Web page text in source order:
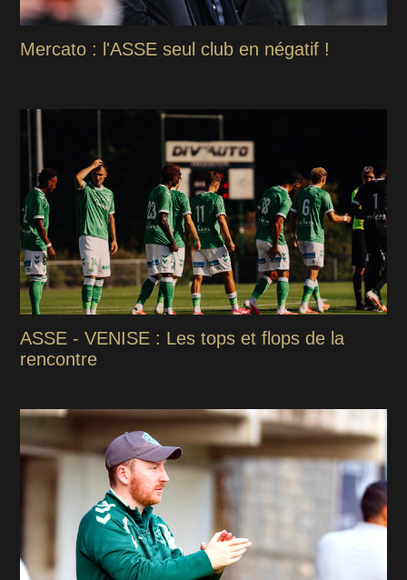
Mercato : l'ASSE seul club en négatif !
ASSE - VENISE : Les tops et flops de la
rencontre